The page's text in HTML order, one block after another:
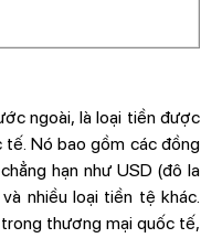
ngoài, là loại tiền được
Nó bao gồm các đồng
hạn như USD (đô la
nhiều loại tiền tệ khác.
thương mại quốc tế,